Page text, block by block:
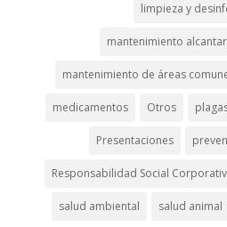
limpieza y
mantenimiento
mantenimiento de áreas
medicamentos Otros
Presentaciones
Responsabilidad Social
salud ambiental salud animal